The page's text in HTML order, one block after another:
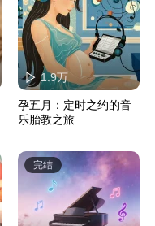
1.9万
孕五月：定时之约的音
乐胎教之旅
完结